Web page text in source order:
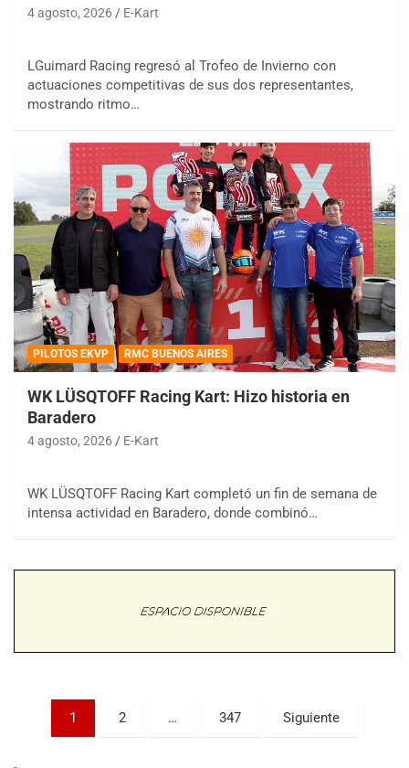
4 agosto, 2026 E-Kart
LGuimard Racing regresó al Trofeo de Invierno con
actuaciones competitivas de sus dos representantes,
mostrando ritmo…
PILOTOS EKVP RMC BUENOS AIRES
WK LÜSQTOFF Racing Kart: Hizo historia en
Baradero
4 agosto, 2026 E-Kart
WK LÜSQTOFF Racing Kart completó un fin de semana de
intensa actividad en Baradero, donde combinó…
Paginación
1 2 … 347 Siguiente
COBERTURA ESPECIAL DE E-KART.COM.AR
08/09-AGO
Trenque Lauquen (Buenos Aires)
Parque de la Velocidad (Asfalto)
Villaguay (Entre Ríos)